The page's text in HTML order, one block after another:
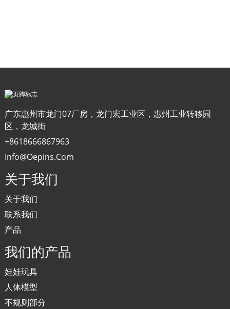
广东惠州市龙门07厂房，龙门宏工业区，惠州工业转移园
区，龙城街
+8618666867963
Info@oepins.com
关于我们
关于我们
联系我们
产品
我们的产品
娃娃玩具
人体模型
不规则部分